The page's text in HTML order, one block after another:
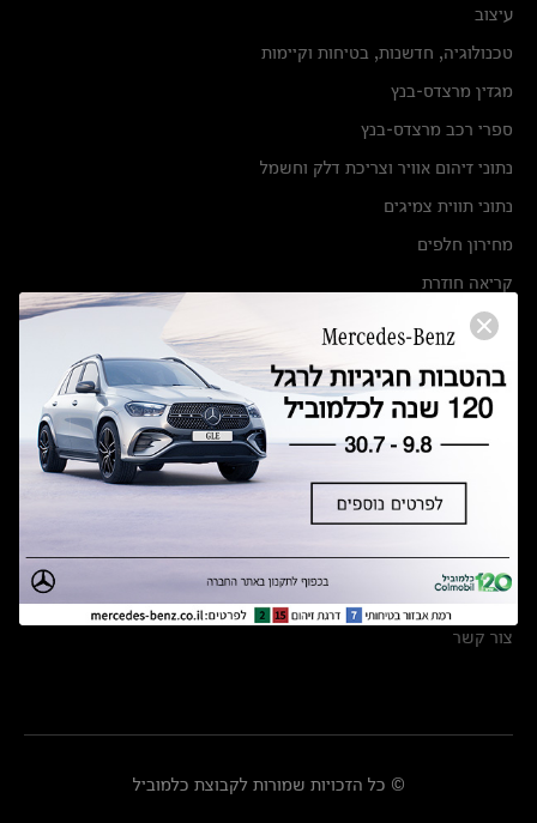
עיצוב
טכנולוגיה, חדשנות, בטיחות וקיימות
מגזין מרצדס-בנץ
ספרי רכב מרצדס-בנץ
נתוני זיהום אוויר וצריכת דלק וחשמל
נתוני תווית צמיגים
מחירון חלפים
קריאה חוזרת
הודעה על הטבות לרכבי מרצדס בהסדר פשרה בתצ 56447-02-19
תקנון ימי מכירות 120 לכלמוביל
מצאו אותנו
אולמות תצוגה
מרכזי שירות
צור קשר
© כל הזכויות שמורות לקבוצת כלמוביל